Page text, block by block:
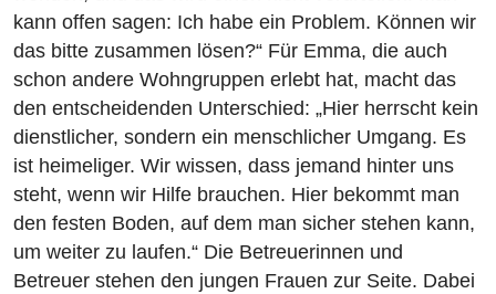
kann offen sagen: Ich habe ein Problem. Können wir
das bitte zusammen lösen?“ Für Emma, die auch
schon andere Wohngruppen erlebt hat, macht das
den entscheidenden Unterschied: „Hier herrscht kein
dienstlicher, sondern ein menschlicher Umgang. Es
ist heimeliger. Wir wissen, dass jemand hinter uns
steht, wenn wir Hilfe brauchen. Hier bekommt man
den festen Boden, auf dem man sicher stehen kann,
um weiter zu laufen.“ Die Betreuerinnen und
Betreuer stehen den jungen Frauen zur Seite. Dabei